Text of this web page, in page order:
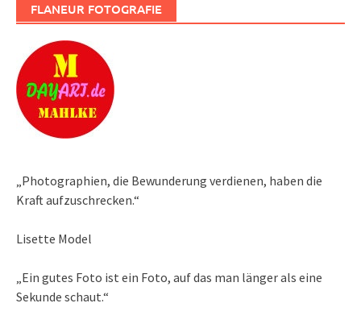
FLANEUR FOTOGRAFIE
„Photographien, die Bewunderung verdienen, haben die
Kraft aufzuschrecken.“
Lisette Model
„Ein gutes Foto ist ein Foto, auf das man länger als eine
Sekunde schaut.“